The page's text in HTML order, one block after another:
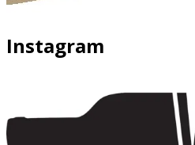
Instagram